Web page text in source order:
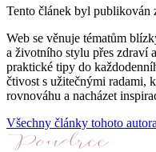
Tento článek byl publikován
Web se věnuje tématům
a životního stylu přes zdraví
praktické tipy do
čtivost s užitečnými radami,
rovnováhu a nacházet
Všechny články tohoto